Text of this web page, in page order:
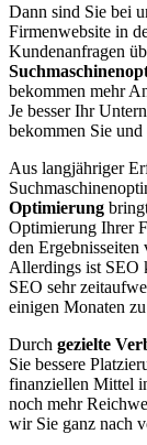
Dann sind Sie bei
Firmenwebsite in
Kundenanfragen
bekommen mehr
Je besser Ihr
bekommen Sie und
Aus langjähriger
Optimierung
Optimierung Ihrer
den Ergebnisseiten
Allerdings ist SEO
SEO sehr
einigen Monaten
Durch gezielte
Sie bessere
finanziellen Mittel
noch mehr
wir Sie ganz nach